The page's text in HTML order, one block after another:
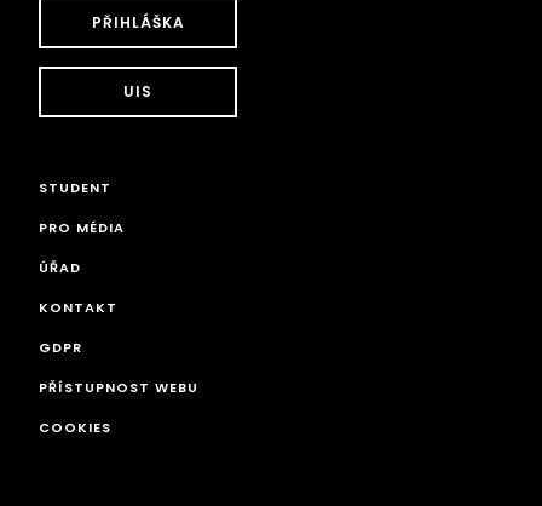
PŘIHLÁŠKA
UIS
STUDENT
PRO MÉDIA
ÚŘAD
KONTAKT
GDPR
PŘÍSTUPNOST WEBU
COOKIES